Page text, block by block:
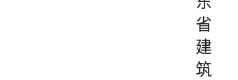
省
建
筑